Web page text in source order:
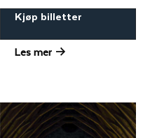
Kjøp billetter
Les mer